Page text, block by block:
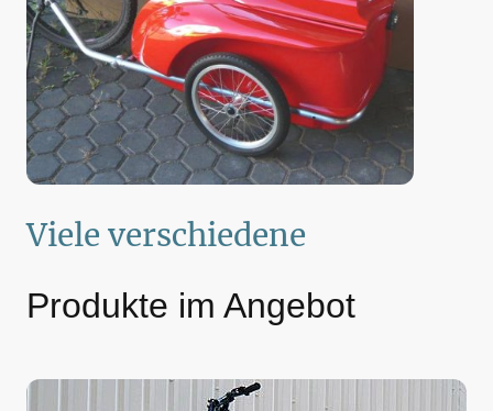
Viele verschiedene
Produkte im Angebot